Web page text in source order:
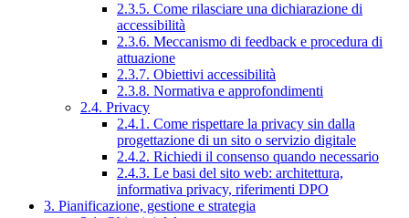
2.3.5. Come rilasciare una dichiarazione di
accessibilità
2.3.6. Meccanismo di feedback e procedura di
attuazione
2.3.7. Obiettivi accessibilità
2.3.8. Normativa e approfondimenti
2.4. Privacy
2.4.1. Come rispettare la privacy sin dalla
progettazione di un sito o servizio digitale
2.4.2. Richiedi il consenso quando necessario
2.4.3. Le basi del sito web: architettura,
informativa privacy, riferimenti DPO
3. Pianificazione, gestione e strategia